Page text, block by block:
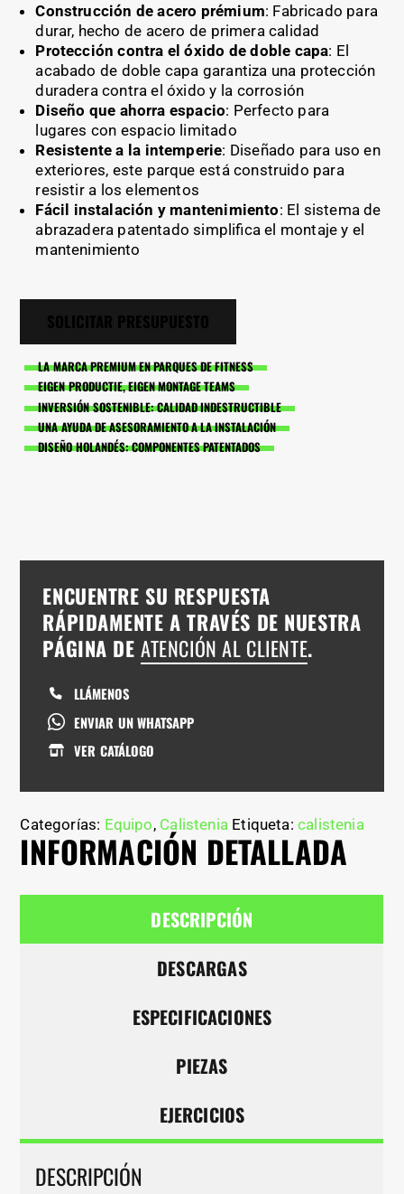
Construcción de acero prémium: Fabricado para
durar, hecho de acero de primera calidad
Protección contra el óxido de doble capa: El
acabado de doble capa garantiza una protección
duradera contra el óxido y la corrosión
Diseño que ahorra espacio: Perfecto para
lugares con espacio limitado
Resistente a la intemperie: Diseñado para uso en
exteriores, este parque está construido para
resistir a los elementos
Fácil instalación y mantenimiento: El sistema de
abrazadera patentado simplifica el montaje y el
mantenimiento
LA MARCA PREMIUM EN PARQUES DE FITNESS
EIGEN PRODUCTIE, EIGEN MONTAGE TEAMS
INVERSIÓN SOSTENIBLE: CALIDAD INDESTRUCTIBLE
UNA AYUDA DE ASESORAMIENTO A LA INSTALACIÓN
DISEÑO HOLANDÉS: COMPONENTES PATENTADOS
ENCUENTRE SU RESPUESTA
RÁPIDAMENTE A TRAVÉS DE NUESTRA
PÁGINA DEATENCIÓN AL CLIENTE.
LLÁMENOS
ENVIAR UN WHATSAPP
VER CATÁLOGO
Categorías: Equipo, Calistenia Etiqueta:calistenia
INFORMACIÓN DETALLADA
DESCRIPCIÓN
DESCARGAS
ESPECIFICACIONES
PIEZAS
EJERCICIOS
DESCRIPCIÓN